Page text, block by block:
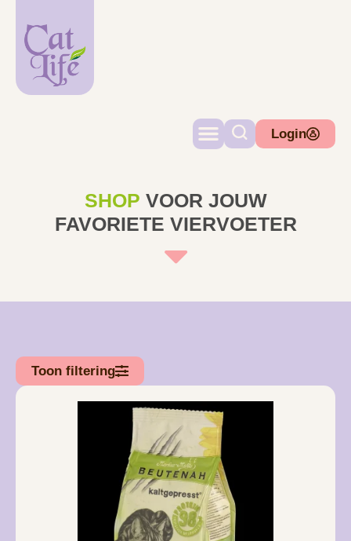
Login
SHOP VOOR JOUW
FAVORIETE VIERVOETER
Toon filtering